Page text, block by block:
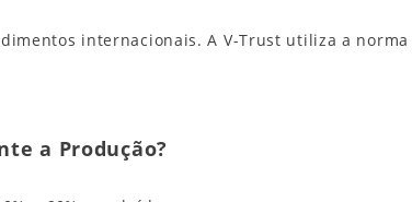
internacionais. A V-Trust utiliza a norma
a Produção?